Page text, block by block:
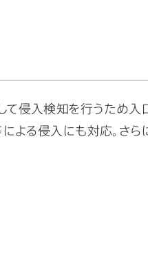
侵入検知を行うため
よる侵入にも対応。さ